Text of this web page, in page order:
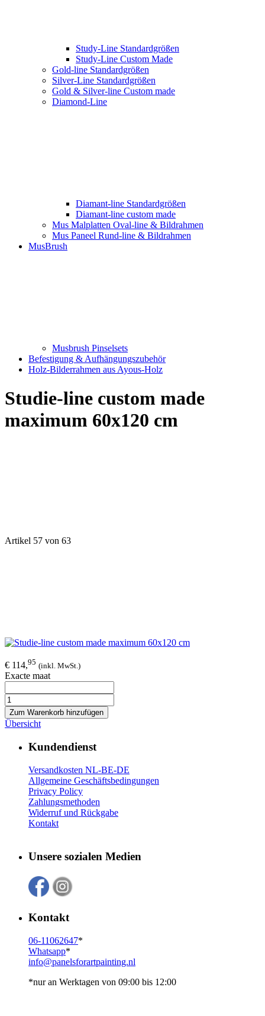
Study-Line Standardgrößen
Study-Line Custom Made
Gold-line Standardgrößen
Silver-Line Standardgrößen
Gold & Silver-line Custom made
Diamond-Line
Diamant-line Standardgrößen
Diamant-line custom made
Mus Malplatten Oval-line & Bildrahmen
Mus Paneel Rund-line & Bildrahmen
MusBrush
Musbrush Pinselsets
Befestigung & Aufhängungszubehör
Holz-Bilderrahmen aus Ayous-Holz
Studie-line custom made
maximum 60x120 cm
Artikel 57 von 63
€ 114,95 (inkl. MwSt.)
Exacte maat
Zum Warenkorb hinzufügen
Übersicht
Kundendienst
Versandkosten NL-BE-DE
Allgemeine Geschäftsbedingungen
Privacy Policy
Zahlungsmethoden
Widerruf und Rückgabe
Kontakt
Unsere sozialen Medien
Kontakt
06-11062647*
Whatsapp*
info@panelsforartpainting.nl
*nur an Werktagen von 09:00 bis 12:00